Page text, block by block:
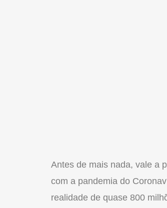
Antes de mais nada, vale a
com a pandemia do
realidade de quase 800